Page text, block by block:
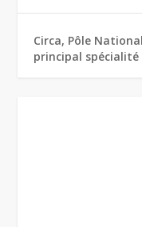
Circa, Pôle
principal